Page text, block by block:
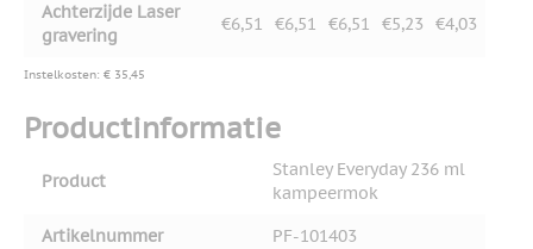
Achterzijde Laser
gravering
€6,51 €6,51 €6,51 €5,23 €4,03
Instelkosten: € 35,45
Productinformatie
Product
Stanley Everyday 236 ml
kampeermok
Artikelnummer
PF-101403